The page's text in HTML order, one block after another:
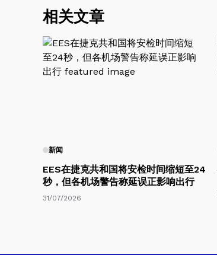
相关文章
新闻
EES在捷克共和国将安检时间缩短至24
秒，但各机场警告称延误正影响出行
31/07/2026